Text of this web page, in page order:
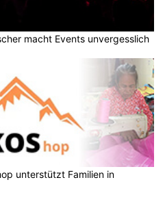
macht Events unvergesslich
unterstützt Familien in